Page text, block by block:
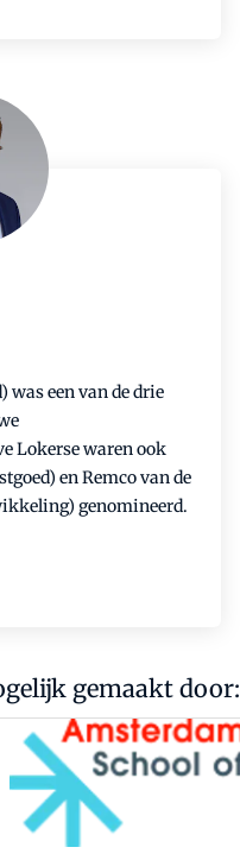
was een van de drie
Lokerse waren ook
en Remco van de
genomineerd.
gemaakt door: